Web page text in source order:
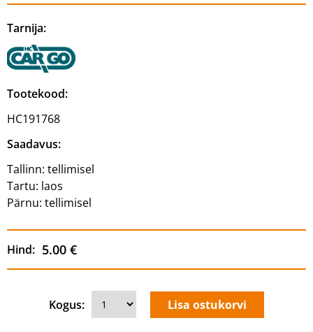
Tarnija:
Tootekood:
HC191768
Saadavus:
Tallinn: tellimisel
Tartu: laos
Pärnu: tellimisel
Hind: 5.00 €
Kogus: